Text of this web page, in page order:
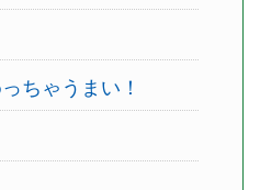
ちゃうまい！